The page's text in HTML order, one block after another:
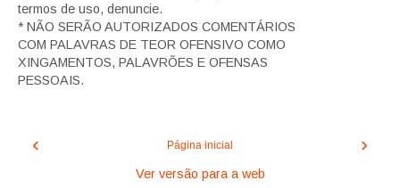
termos de uso, denuncie.
* NÃO SERÃO AUTORIZADOS COMENTÁRIOS
COM PALAVRAS DE TEOR OFENSIVO COMO
XINGAMENTOS, PALAVRÕES E OFENSAS
PESSOAIS.
‹ ›
Página inicial
Ver versão para a web